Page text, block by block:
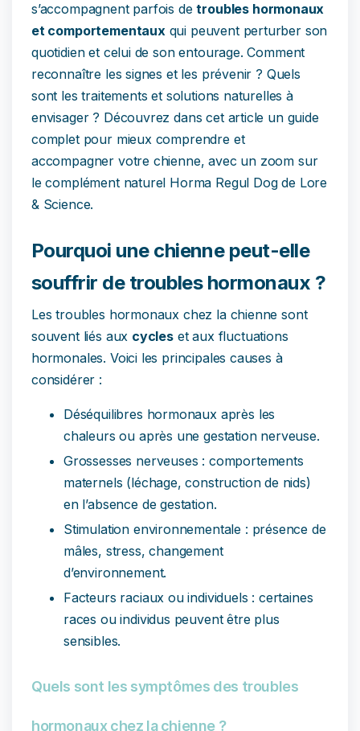
s’accompagnent parfois detroubles hormonaux
et comportementauxqui peuvent perturber son
quotidien et celui de son entourage. Comment
reconnaître les signes et les prévenir ? Quels
sont les traitements et solutions naturelles à
envisager ? Découvrez dans cet article un guide
complet pour mieux comprendre et
accompagner votre chienne, avec un zoom sur
le complément naturel Horma Regul Dog de Lore
& Science.
Pourquoi une chienne peut-elle
souffrir de troubles hormonaux ?
Les troubles hormonaux chez la chienne sont
souvent liés aux cycleset aux fluctuations
hormonales. Voici les principales causes à
considérer :
Déséquilibres hormonaux après les
chaleurs ou après une gestation nerveuse.
Grossesses nerveuses : comportements
maternels (léchage, construction de nids)
en l’absence de gestation.
Stimulation environnementale : présence de
mâles, stress, changement
d’environnement.
Facteurs raciaux ou individuels : certaines
races ou individus peuvent être plus
sensibles.
Quels sont les symptômes des troubles
hormonaux chez la chienne ?